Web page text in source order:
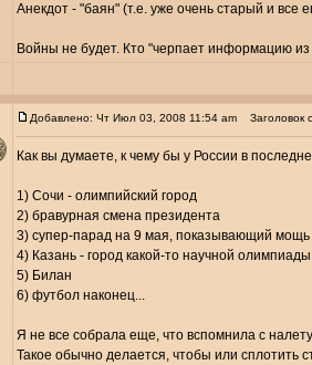
Анекдот - "баян" (т.е. уже очень старый и все
Войны не будет. Кто "черпает информацию из
Добавлено: Чт Июл 03, 2008 11:54 am Заголовок
Как вы думаете, к чему бы у России в
1) Сочи - олимпийский город
2) бравурная смена президента
3) супер-парад на 9 мая, показывающий мощь
4) Казань - город какой-то научной
5) Билан
6) футбол наконец...
Я не все собрала еще, что вспомнила с
Такое обычно делается, чтобы или сплотить